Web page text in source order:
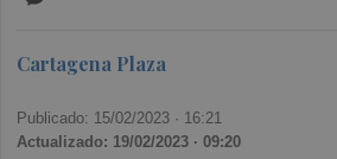
Cartagena Plaza
Publicado: 15/02/2023 · 16:21
Actualizado: 19/02/2023 · 09:20